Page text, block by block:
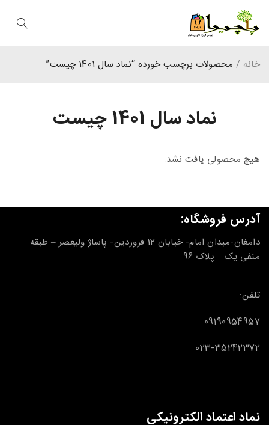
نماد سال 1401 چیست
خانه / محصولات برچسب خورده “نماد سال 1401 چیست”
هیچ محصولی یافت نشد.
آدرس فروشگاه:
دامغان-میدان امام- خیابان 12 فروردین- پاساژ ولیعصر – طبقه
منفی یک – پلاک 96
تلفن:
09190954957
023-35242372
نماد اعتماد الکترونیکی